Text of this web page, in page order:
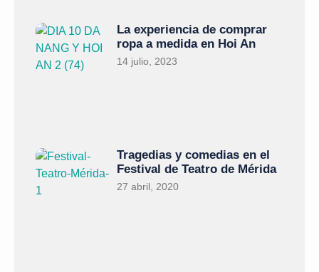
La experiencia de comprar
ropa a medida en Hoi An
14 julio, 2023
Tragedias y comedias en el
Festival de Teatro de Mérida
27 abril, 2020